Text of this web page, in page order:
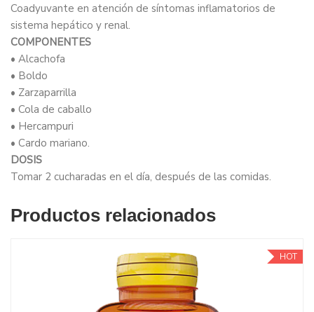
Coadyuvante en atención de síntomas inflamatorios de
sistema hepático y renal.
COMPONENTES
• Alcachofa
• Boldo
• Zarzaparrilla
• Cola de caballo
• Hercampuri
• Cardo mariano.
DOSIS
Tomar 2 cucharadas en el día, después de las comidas.
Productos relacionados
HOT